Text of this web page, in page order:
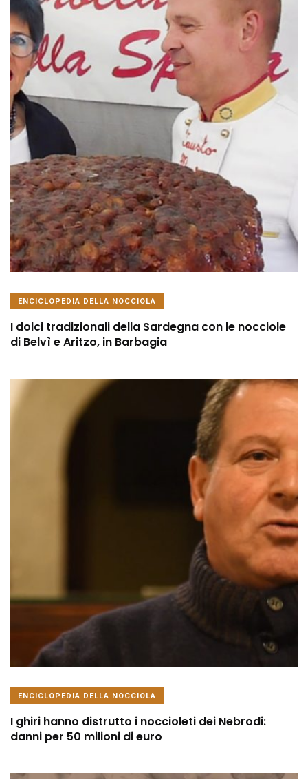
ENCICLOPEDIA DELLA NOCCIOLA
I dolci tradizionali della Sardegna con le nocciole
di Belvì e Aritzo, in Barbagia
ENCICLOPEDIA DELLA NOCCIOLA
I ghiri hanno distrutto i noccioleti dei Nebrodi:
danni per 50 milioni di euro